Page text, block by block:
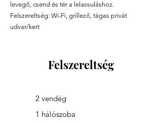
levegő, csend és tér a lelassuláshoz.
Felszereltség: Wi-Fi, grillező, tágas privát
udvar/kert
Felszereltség
2 vendég
1 hálószoba